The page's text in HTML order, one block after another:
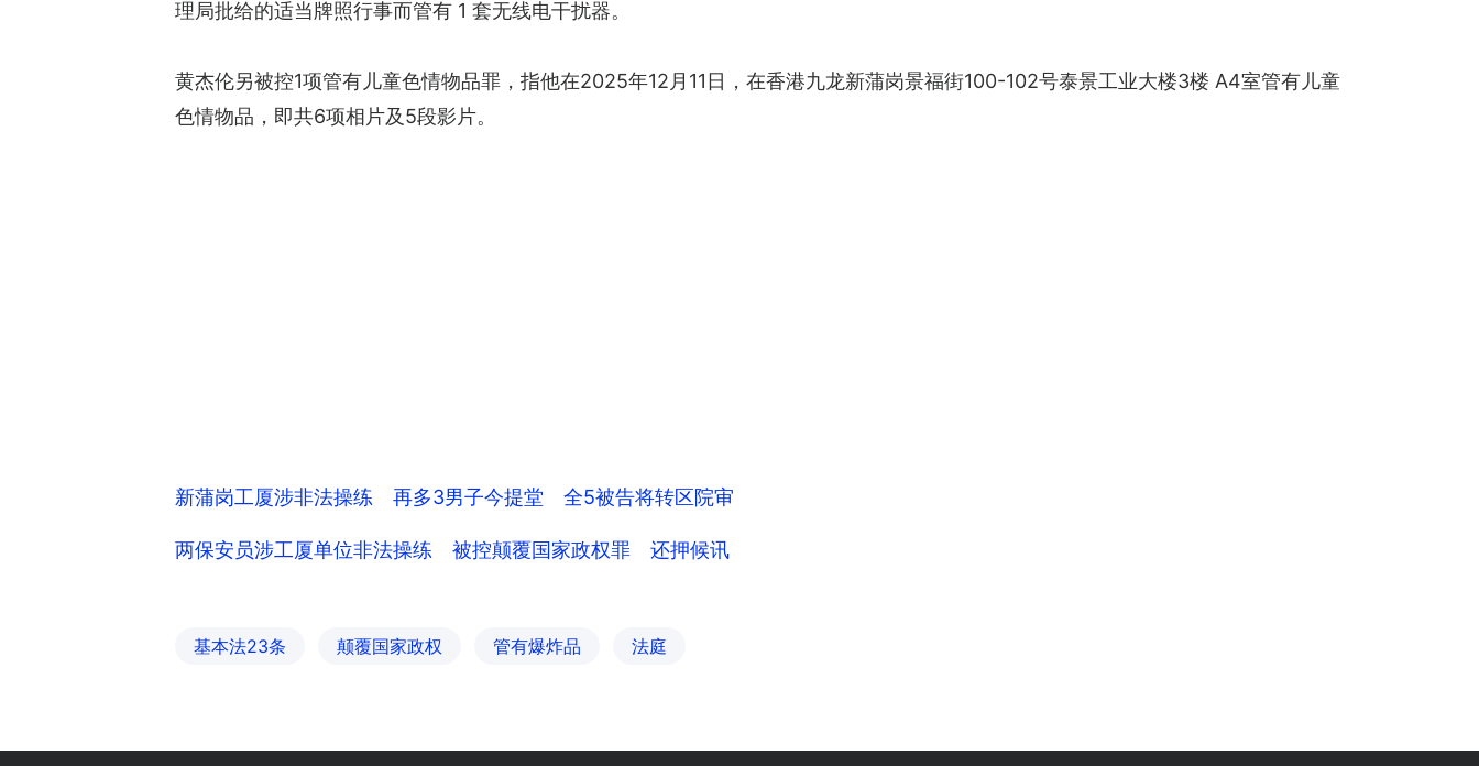
理局批给的适当牌照行事而管有 1 套无线电干扰器。
黄杰伦另被控1项管有儿童色情物品罪，指他在2025年12月11日，在香港九龙新蒲岗景福街100-102号泰景工业大楼3楼 A4室管有儿童
色情物品，即共6项相片及5段影片。
新蒲岗工厦涉非法操练 再多3男子今提堂 全5被告将转区院审
两保安员涉工厦单位非法操练 被控颠覆国家政权罪 还押候讯
基本法23条 颠覆国家政权 管有爆炸品 法庭